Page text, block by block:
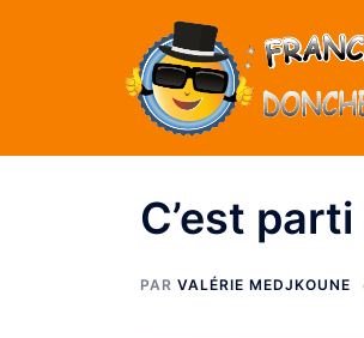
C’est
PAR VALÉRIE MEDJKOUNE